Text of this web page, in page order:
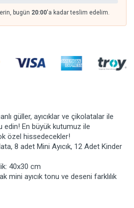
bugün 20:00'a kadar teslim edelim.
güller, ayıcıklar ve çikolatalar ile
edin! En büyük kutumuz ile
özel hissedecekler!
8 adet Mini Ayıcık, 12 Adet Kinder
40x30 cm
mini ayıcık tonu ve deseni farklılık